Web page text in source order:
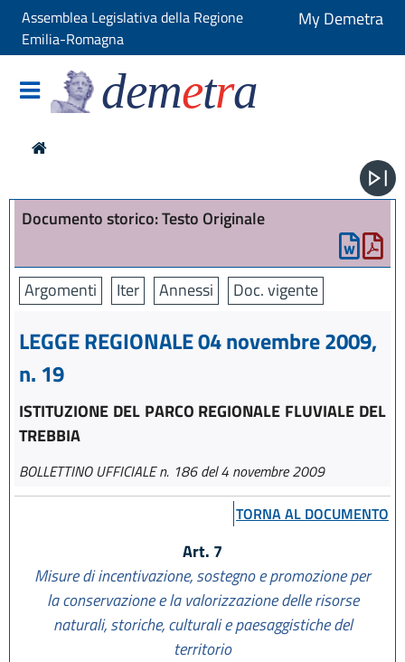
Assemblea Legislativa della Regione
Emilia-Romagna
My Demetra
demetra
Documento storico: Testo Originale
Argomenti Iter Annessi Doc. vigente
LEGGE REGIONALE 04 novembre 2009,
n. 19
ISTITUZIONE DEL PARCO REGIONALE FLUVIALE DEL
TREBBIA
BOLLETTINO UFFICIALE n. 186 del 4 novembre 2009
TORNA AL DOCUMENTO
Art. 7
Misure di incentivazione, sostegno e promozione per
la conservazione e la valorizzazione delle risorse
naturali, storiche, culturali e paesaggistiche del
territorio